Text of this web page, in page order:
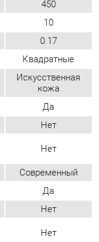
Искусственная
кожа
Да
Нет
Нет
Современный
Да
Нет
мнением.